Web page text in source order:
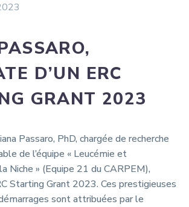
D’UN ERC
GRANT 2023
Passaro, PhD, chargée de recherche
de l’équipe « Leucémie et
Niche » (Equipe 21 du CARPEM),
Starting Grant 2023. Ces prestigieuses
sont attribuées par le